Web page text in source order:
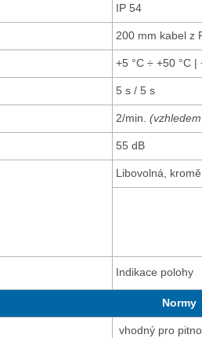
IP 54
200 mm kabel z
+5 °C ÷ +50 °C |
5 s / 5 s
2/min.
55 dB
Libovolná,
Indikace polohy
Normy
vhodný pro